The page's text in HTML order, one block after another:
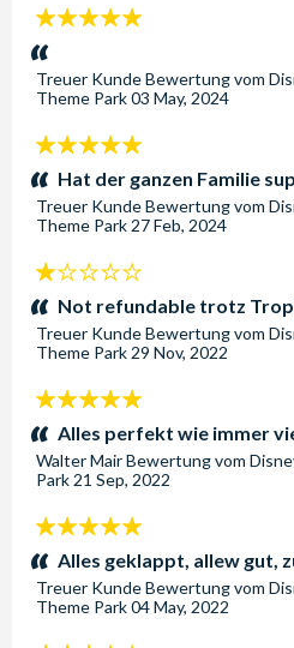
5
Sterne:
Treuer KundeBewertung vom
Theme Park03 May, 2024
5
Sterne:
Hat der ganzen Familie
Treuer KundeBewertung vom
Theme Park 27 Feb, 2024
1
Sterne:
Not refundable trotz
Treuer KundeBewertung vom
Theme Park 29 Nov, 2022
5
Sterne:Alles perfekt wie immer
Walter MairBewertung vom
Park 21 Sep, 2022
5
Sterne:Alles geklappt, allew gut,
Treuer KundeBewertung vom
Theme Park04 May, 2022